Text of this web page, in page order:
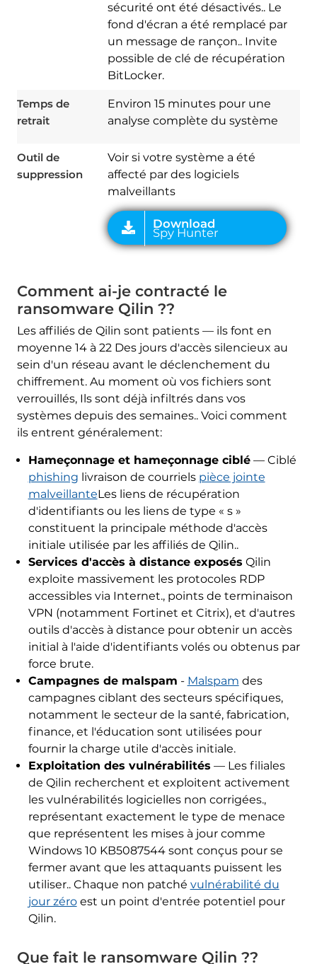
sécurité ont été désactivés.. Le
fond d'écran a été remplacé par
un message de rançon.. Invite
possible de clé de récupération
BitLocker.
Temps de
retrait
Environ 15 minutes pour une
analyse complète du système
Outil de
suppression
Voir si votre système a été
affecté par des logiciels
malveillants
Download
Spy Hunter
Comment ai-je contracté le
ransomware Qilin ??
Les affiliés de Qilin sont patients — ils font en
moyenne 14 à 22 Des jours d'accès silencieux au
sein d'un réseau avant le déclenchement du
chiffrement. Au moment où vos fichiers sont
verrouillés, Ils sont déjà infiltrés dans vos
systèmes depuis des semaines.. Voici comment
ils entrent généralement:
Hameçonnage et hameçonnage ciblé— Ciblé
phishing livraison de courriels pièce jointe
malveillanteLes liens de récupération
d'identifiants ou les liens de type « s »
constituent la principale méthode d'accès
initiale utilisée par les affiliés de Qilin..
Services d'accès à distance exposés Qilin
exploite massivement les protocoles RDP
accessibles via Internet., points de terminaison
VPN (notamment Fortinet et Citrix), et d'autres
outils d'accès à distance pour obtenir un accès
initial à l'aide d'identifiants volés ou obtenus par
force brute.
Campagnes de malspam - Malspam des
campagnes ciblant des secteurs spécifiques,
notamment le secteur de la santé, fabrication,
finance, et l'éducation sont utilisées pour
fournir la charge utile d'accès initiale.
Exploitation des vulnérabilités — Les filiales
de Qilin recherchent et exploitent activement
les vulnérabilités logicielles non corrigées.,
représentant exactement le type de menace
que représentent les mises à jour comme
Windows 10 KB5087544 sont conçus pour se
fermer avant que les attaquants puissent les
utiliser.. Chaque non patché vulnérabilité du
jour zéroest un point d'entrée potentiel pour
Qilin.
Que fait le ransomware Qilin ??